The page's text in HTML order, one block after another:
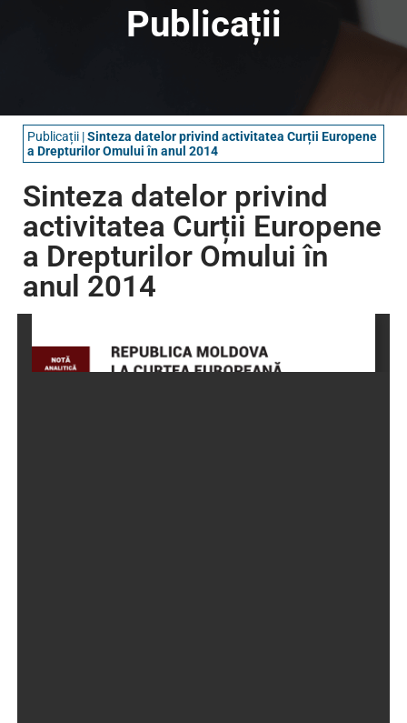
Publicații
Publicații |Sinteza datelor privind activitatea Curții Europene
a Drepturilor Omului în anul 2014
Sinteza datelor privind
activitatea Curții Europene
a Drepturilor Omului în
anul 2014